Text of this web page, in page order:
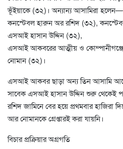
ভূঁইয়াকে (৩২)। অন্যান্য আসামিরা
কনস্টেবল হারুন অর রশিদ (৩২),
এসআই হাসান উদ্দিন (৩২),
এসআই আকবরের আত্মীয় ও
নোমান (৩২)।
এসআই আকবর ছাড়া অন্য তিন আসামি
সাবেক এসআই হাসান উদ্দিন শুরু থেকেই
রশিদ জামিনে বের হয়ে প্রথমবার
আর নোমানকে গ্রেপ্তারই করা যায়নি।
বিচার প্রক্রিয়ার অগ্রগতি